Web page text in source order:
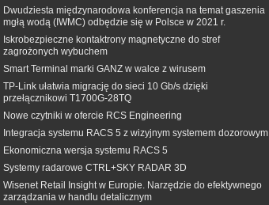
Dwudziesta międzynarodowa konferencja na temat gaszenia
mgłą wodą (IWMC) odbędzie się w Polsce w 2021 r.
Iskrobezpieczne kontaktrony magnetyczne do stref
zagrożonych wybuchem
Smart Terminal marki GANZ w walce z wirusem
TP-Link ułatwia migrację do sieci 10 Gb/s dzięki
przełącznikowi T1700G‑28TQ
Nowe czytniki w ofercie RCS Engineering
Integracja systemu RACS 5 z wizyjnym systemem dozorowym
Ekonomiczna wersja systemu RACS 5
Systemy radarowe CTRL+SKY RADAR 3D
Wisenet Retail Insight w Europie. Narzędzie do efektywnego
zarządzania w handlu detalicznym